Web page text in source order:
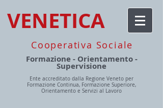
VENETICA
Cooperativa Sociale
Formazione - Orientamento -
Supervisione
Ente accreditato dalla Regione Veneto per
Formazione Continua, Formazione Superiore,
Orientamento e Servizi al Lavoro